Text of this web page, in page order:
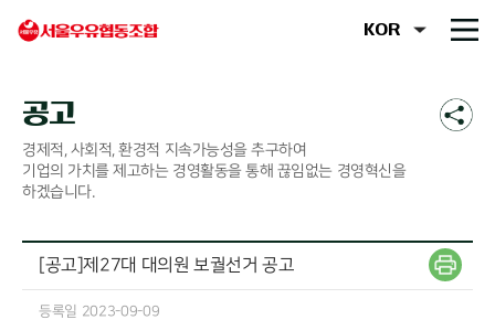
공고
경제적, 사회적, 환경적 지속가능성을 추구하여
기업의 가치를 제고하는 경영활동을 통해 끊임없는 경영혁신을
하겠습니다.
[공고]제27대 대의원 보궐선거 공고
등록일 2023-09-09